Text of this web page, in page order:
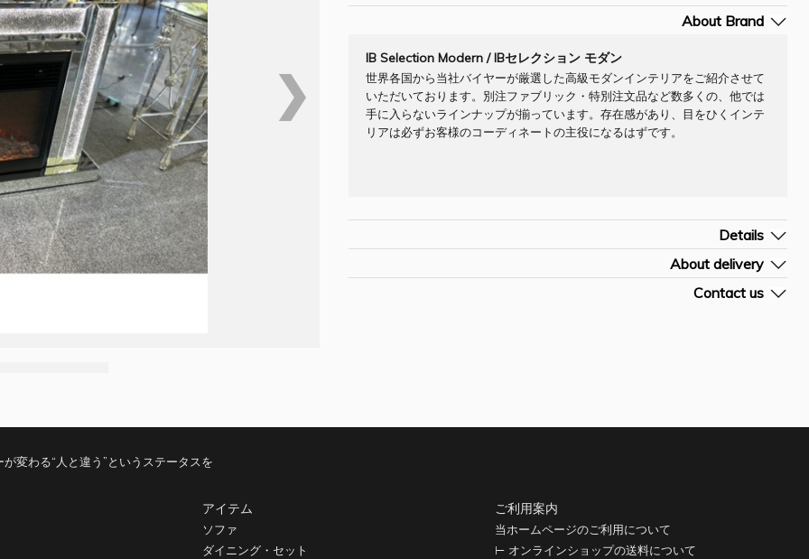
❯
About Brand
IB Selection Modern / IBセレクション モダン
世界各国から当社バイヤーが厳選した高級モダンインテリアをご紹介させて
いただいております。別注ファブリック・特別注文品など数多くの、他では
手に入らないラインナップが揃っています。存在感があり、目をひくインテ
リアは必ずお客様のコーディネートの主役になるはずです。
Details
[材質・素材] LED付・ジュエル ヒーター付
About delivery
Contact us
変わる“人と違う”というステータスを
アイテム
ソファ
ダイニング・セット
ご利用案内
当ホームページのご利用について
⊢ オンラインショップの送料について